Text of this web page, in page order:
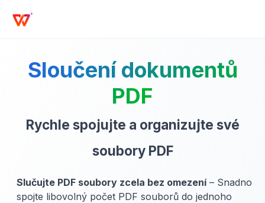
Sloučení dokumentů
PDF
Rychle spojujte a organizujte své
soubory PDF
Slučujte PDF soubory zcela bez omezení– Snadno
spojte libovolný počet PDF souborů do jednoho